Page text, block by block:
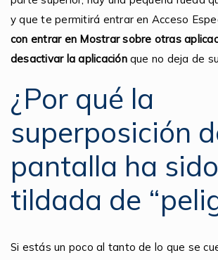
y que te permitirá entrar en Acceso
con entrar en Mostrar sobre otras
desactivar la aplicaciónque no deja de
¿Por qué la
superposición
pantalla ha sido
tildada de
Si estás un poco al tanto de lo que se